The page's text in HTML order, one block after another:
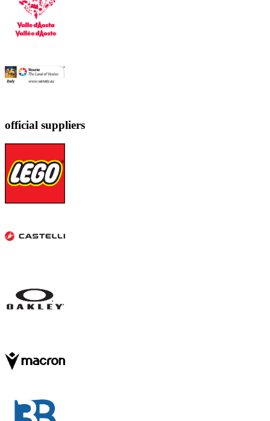
official suppliers